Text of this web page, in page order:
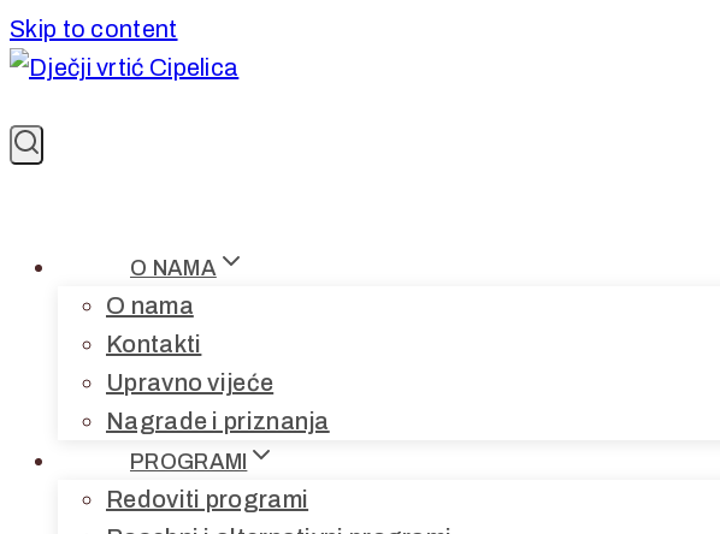
Skip to content
O NAMA
O nama
Kontakti
Upravno vijeće
Nagrade i priznanja
PROGRAMI
Redoviti programi